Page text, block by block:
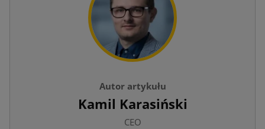
Autor artykułu
Kamil Karasiński
CEO